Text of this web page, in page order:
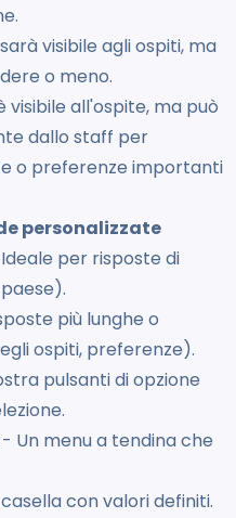
visibile agli ospiti, ma
o meno.
visibile all'ospite, ma può
dallo staff per
o preferenze importanti
personalizzate
per risposte di
più lunghe o
ospiti, preferenze).
pulsanti di opzione
- Un menu a tendina che
con valori definiti.